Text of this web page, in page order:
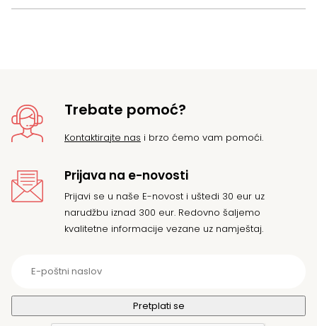
Trebate pomoć?
Kontaktirajte nas i brzo ćemo vam pomoći.
Prijava na e-novosti
Prijavi se u naše E-novost i uštedi 30 eur uz
narudžbu iznad 300 eur. Redovno šaljemo
kvalitetne informacije vezane uz namještaj.